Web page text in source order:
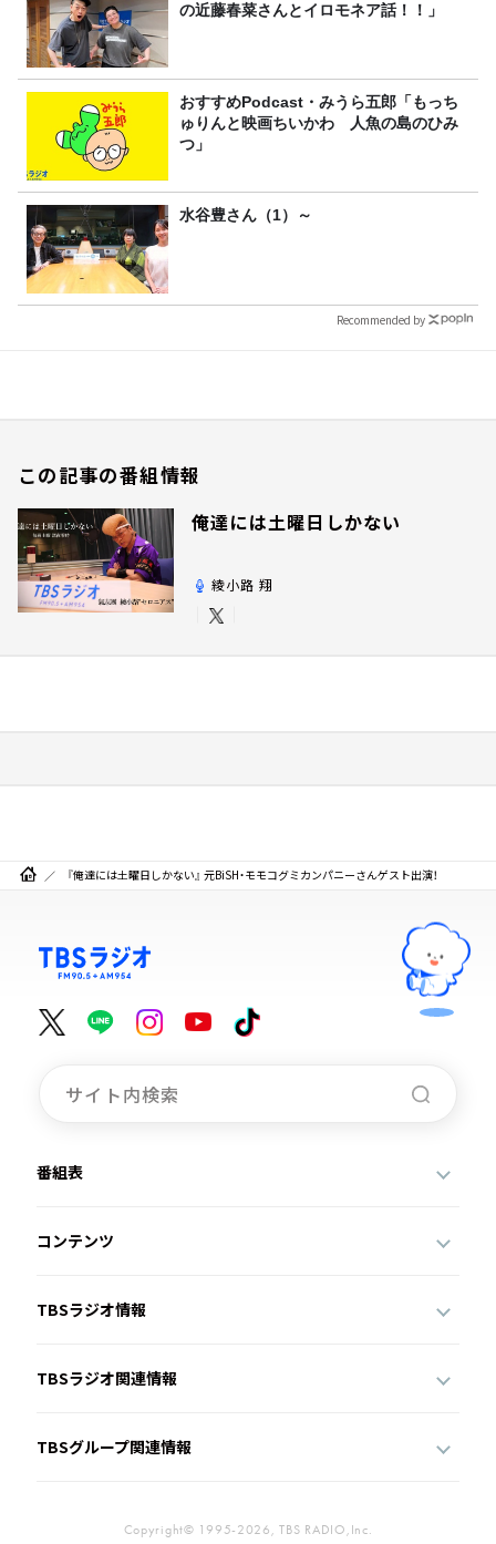
の近藤春菜さんとイロモネア話！！」
おすすめPodcast・みうら五郎「もっち
ゅりんと映画ちいかわ 人魚の島のひみ
つ」
水谷豊さん（1）～
Recommended by
この記事の番組情報
俺達には土曜日しかない
綾小路 翔
『俺達には土曜日しかない』 元BiSH・モモコグミカンパニーさんゲスト出演！
番組表
コンテンツ
TBSラジオ情報
TBSラジオ関連情報
TBSグループ関連情報
Copyright© 1995-2026, TBS RADIO,Inc.